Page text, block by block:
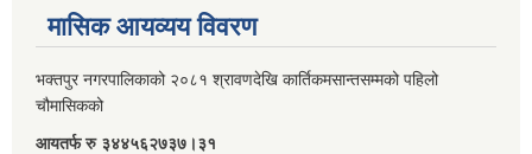
मासिक आयव्यय विवरण
भक्तपुर नगरपालिकाको २०८१ श्रावणदेखि कार्तिकमसान्तसम्मको पहिलो
चौमासिकको
आयतर्फ रु‌ ३४४५६२७३७।३१